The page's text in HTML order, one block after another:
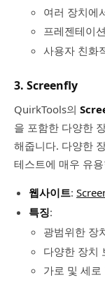
여러 장치에
프레젠테이
사용자 친화
3. Screenfly
QuirkTools의
을 포함한 다양한
해줍니다. 다양한
테스트에 매우 유
웹사이트:
특징:
광범위한 장
다양한 장치
가로 및 세로